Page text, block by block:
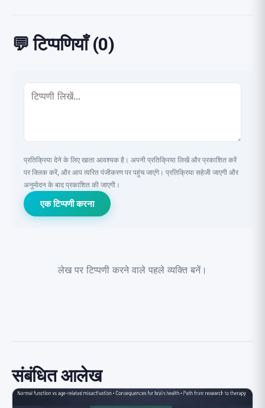
💬 टिप्पणियाँ (0)
प्रतिक्रिया देने के लिए खाता आवश्यक है। अपनी प्रतिक्रिया लिखें और प्रकाशित करें
पर क्लिक करें, और आप त्वरित पंजीकरण पर पहुंच जाएंगे। प्रतिक्रिया सहेजी जाएगी और
अनुमोदन के बाद प्रकाशित की जाएगी।
एक टिप्पणी करना
लेख पर टिप्पणी करने वाले पहले व्यक्ति बनें।
संबंधित आलेख